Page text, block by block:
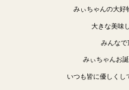
みぃちゃんの大好
大きな美味
みんなで
みぃちゃんお
いつも皆に優しくし